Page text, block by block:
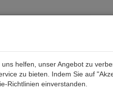
Strom Tab &
helfen, unser Angebot zu
zu bieten. Indem Sie auf
Richtlinien einverstanden.